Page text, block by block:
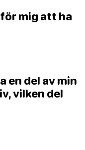
mig att ha
en del av min
vilken del